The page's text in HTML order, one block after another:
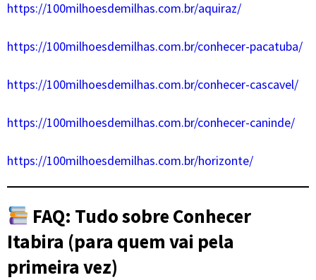
https://100milhoesdemilhas.com.br/aquiraz/
https://100milhoesdemilhas.com.br/conhecer-pacatuba/
https://100milhoesdemilhas.com.br/conhecer-cascavel/
https://100milhoesdemilhas.com.br/conhecer-caninde/
https://100milhoesdemilhas.com.br/horizonte/
FAQ: Tudo sobre Conhecer
Itabira (para quem vai pela
primeira vez)